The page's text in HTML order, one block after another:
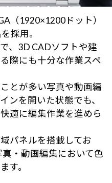
（1920×1200ドット）
採用。
、3D CADソフトや建
際にも十分な作業スペ
とが多い写真や動画編
ンを開いた状態でも、
適に編集作業を進めら
パネルを搭載してお
・動画編集において色
す。